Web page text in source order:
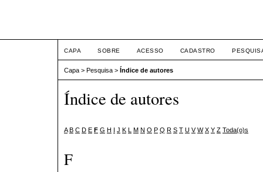
CAPA SOBRE ACESSO CADASTRO
Capa > Pesquisa > Índice de autores
Índice de autores
A B C D E F G H I J K L M N O P Q R S T U V W X Y Z Toda(o)s
F